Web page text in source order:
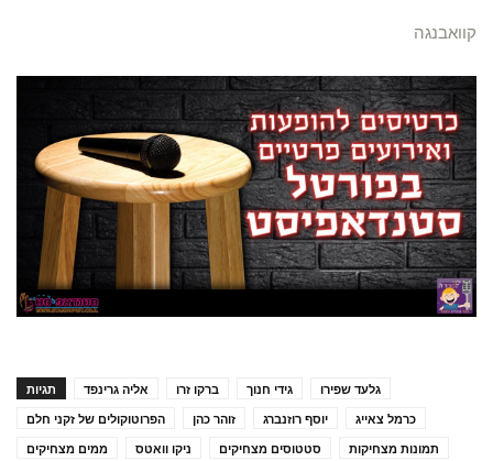
קוואבנגה
תגיות אליה גרינפד ברקו זרו גידי חנוך
גלעד שפירו
הפרוטוקולים של זקני חלם
זוהר כהן יוסף רוזנברג
כרמל צאייג
ממים מצחיקים
ניקו וואטס סטטוסים מצחיקים תמונות מצחיקות